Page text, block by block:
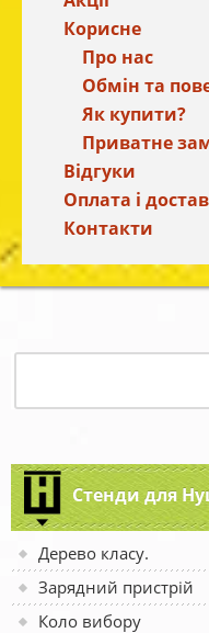
Корисне
Про нас
Обмін та
Як купити?
Приватне
Відгуки
Оплата і
Контакти
Стенди для
Дерево класу.
Зарядний пристрій
Коло вибору